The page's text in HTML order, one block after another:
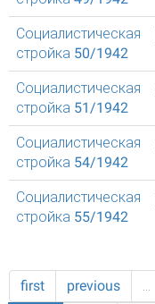
Социалистическая
стройка 50/1942
Социалистическая
стройка 51/1942
Социалистическая
стройка 54/1942
Социалистическая
стройка 55/1942
first previous …